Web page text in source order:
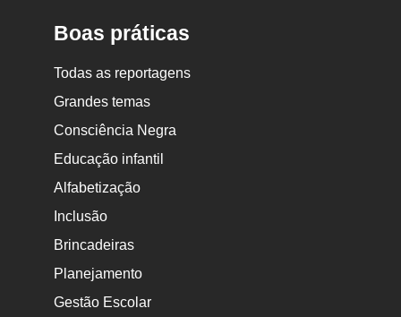
Boas práticas
Todas as reportagens
Grandes temas
Consciência Negra
Educação infantil
Alfabetização
Inclusão
Brincadeiras
Planejamento
Gestão Escolar